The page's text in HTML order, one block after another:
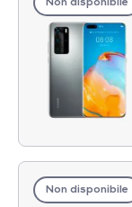
Non disponibile
Non disponibile